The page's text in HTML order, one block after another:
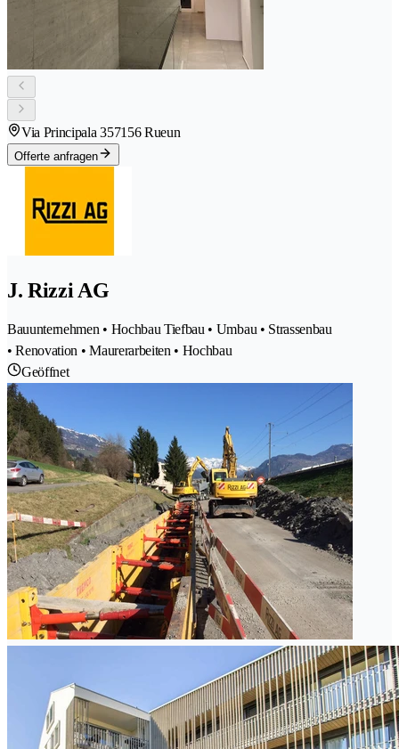
Via Principala 357156 Rueun
Offerte anfragen
J. Rizzi AG
Bauunternehmen • Hochbau Tiefbau • Umbau • Strassenbau
• Renovation • Maurerarbeiten • Hochbau
Geöffnet